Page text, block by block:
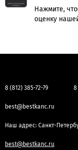
Нажмите,
оценку
8 (812) 385-72-79 8
best@bestkanc.ru
Наш адрес: Санкт-
best@bestkanc.ru